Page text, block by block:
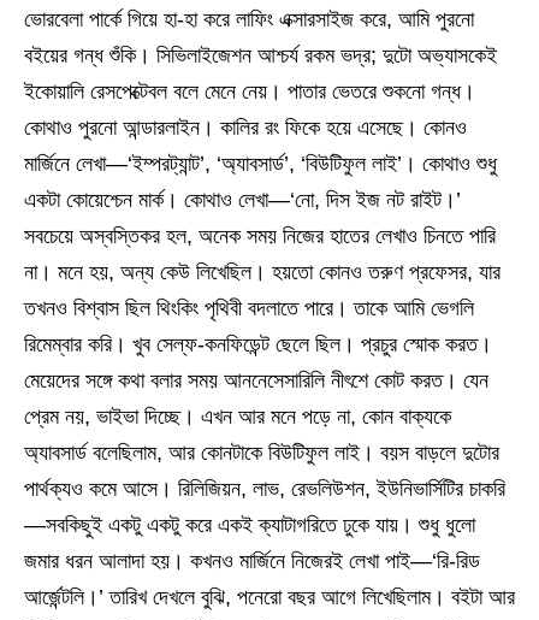
ভোরবেলা পার্কে গিয়ে হা-হা করে লাফিং এক্সারসাইজ করে, আমি পুরনো
বইয়ের গন্ধ শুঁকি। সিভিলাইজেশন আশ্চর্য রকম ভদ্র; দুটো অভ্যাসকেই
ইকোয়ালি রেসপেক্টেবল বলে মেনে নেয়। পাতার ভেতরে শুকনো গন্ধ।
কোথাও পুরনো আন্ডারলাইন। কালির রং ফিকে হয়ে এসেছে। কোনও
মার্জিনে লেখা—‘ইম্পরট্যান্ট’, ‘অ্যাবসার্ড’, ‘বিউটিফুল লাই’। কোথাও শুধু
একটা কোয়েশ্চেন মার্ক। কোথাও লেখা—‘নো, দিস ইজ নট রাইট।’
সবচেয়ে অস্বস্তিকর হল, অনেক সময় নিজের হাতের লেখাও চিনতে পারি
না। মনে হয়, অন্য কেউ লিখেছিল। হয়তো কোনও তরুণ প্রফেসর, যার
তখনও বিশ্বাস ছিল থিংকিং পৃথিবী বদলাতে পারে। তাকে আমি ভেগলি
রিমেম্বার করি। খুব সেল্ফ-কনফিডেন্ট ছেলে ছিল। প্রচুর স্মোক করত।
মেয়েদের সঙ্গে কথা বলার সময় আননেসেসারিলি নীৎশে কোট করত। যেন
প্রেম নয়, ভাইভা দিচ্ছে। এখন আর মনে পড়ে না, কোন বাক্যকে
অ্যাবসার্ড বলেছিলাম, আর কোনটাকে বিউটিফুল লাই। বয়স বাড়লে দুটোর
পার্থক্যও কমে আসে। রিলিজিয়ন, লাভ, রেভলিউশন, ইউনিভার্সিটির চাকরি
—সবকিছুই একটু একটু করে একই ক্যাটাগরিতে ঢুকে যায়। শুধু ধুলো
জমার ধরন আলাদা হয়। কখনও মার্জিনে নিজেরই লেখা পাই—‘রি-রিড
আর্জেন্টলি।’ তারিখ দেখলে বুঝি, পনেরো বছর আগে লিখেছিলাম। বইটা আর